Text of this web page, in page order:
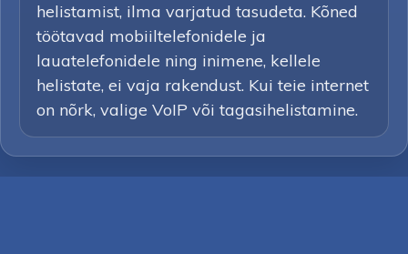
helistamist, ilma varjatud tasudeta. Kõned
töötavad mobiiltelefonidele ja
lauatelefonidele ning inimene, kellele
helistate, ei vaja rakendust. Kui teie internet
on nõrk, valige VoIP või tagasihelistamine.